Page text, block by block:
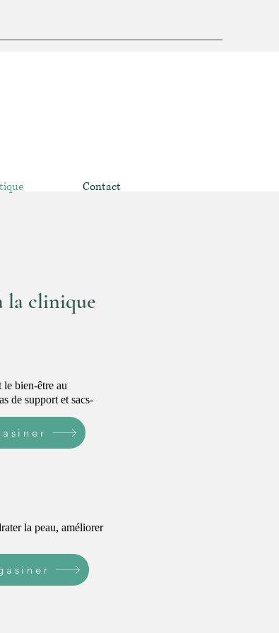
Contact
la clinique
bien-être au
de support et sacs-
la peau, améliorer